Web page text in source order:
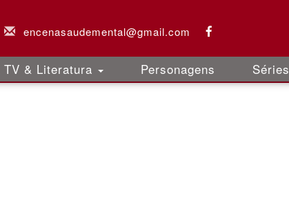
encenasaudemental@gmail.com
TV & Literatura Personagens Séries